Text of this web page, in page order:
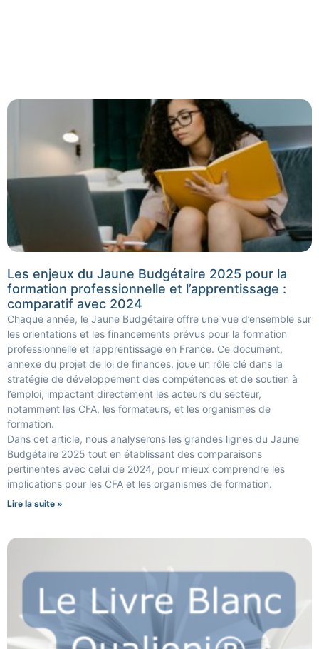
Les enjeux du Jaune Budgétaire 2025 pour la
formation professionnelle et l’apprentissage :
comparatif avec 2024
Chaque année, le Jaune Budgétaire offre une vue d’ensemble sur
les orientations et les financements prévus pour la formation
professionnelle et l’apprentissage en France. Ce document,
annexe du projet de loi de finances, joue un rôle clé dans la
stratégie de développement des compétences et de soutien à
l’emploi, impactant directement les acteurs du secteur,
notamment les CFA, les formateurs, et les organismes de
formation.
Dans cet article, nous analyserons les grandes lignes du Jaune
Budgétaire 2025 tout en établissant des comparaisons
pertinentes avec celui de 2024, pour mieux comprendre les
implications pour les CFA et les organismes de formation.
Lire la suite »